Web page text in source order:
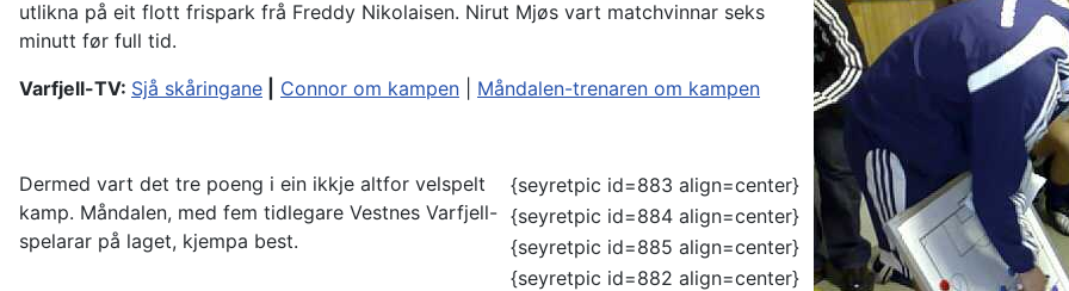
utlikna på eit flott frispark frå Freddy Nikolaisen. Nirut Mjøs vart matchvinnar seks
minutt før full tid.
Varfjell-TV: Sjå skåringane Connor om kampen Måndalen-trenaren om kampen
{seyretpic id=883 align=center}
{seyretpic id=884 align=center}
{seyretpic id=885 align=center}
{seyretpic id=882 align=center}
Dermed vart det tre poeng i ein ikkje altfor velspelt
kamp. Måndalen, med fem tidlegare Vestnes Varfjell-
spelarar på laget, kjempa best.